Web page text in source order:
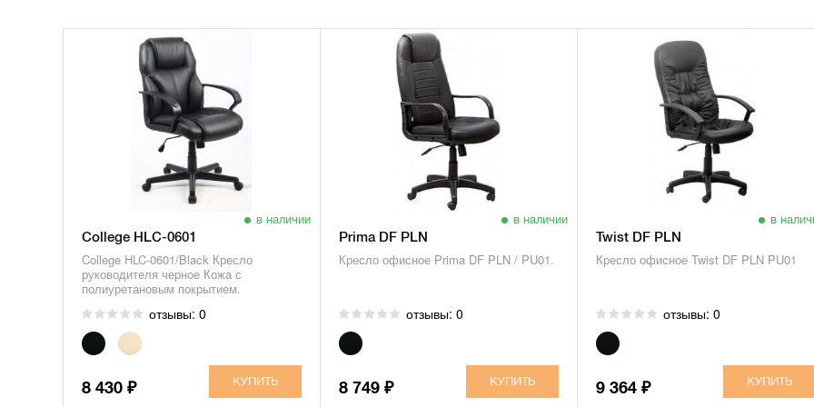
в наличии
College HLC-0601
College HLC-0601/Black Кресло
руководителя черное Кожа с
полиуретановым покрытием.
отзывы: 0
8 430 ₽
в наличии
Prima DF PLN
Кресло офисное Prima DF PLN / PU01.
отзывы: 0
8 749 ₽
в
Twist DF PLN
Кресло офисное Twist DF PLN PU01
отзывы: 0
9 364 ₽